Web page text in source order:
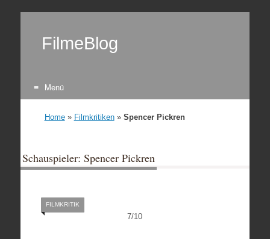
FilmeBlog
Menü
Home» Filmkritiken» Spencer Pickren
Schauspieler: Spencer Pickren
7/10
FILMKRITIK